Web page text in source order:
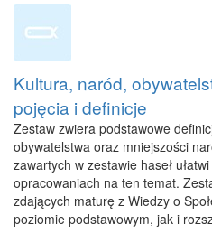
Kultura, naród,
pojęcia i definicje
Zestaw zwiera podstawowe
obywatelstwa oraz mniejszości
zawartych w zestawie haseł
opracowaniach na ten temat.
zdających maturę z Wiedzy o
poziomie podstawowym, jak i